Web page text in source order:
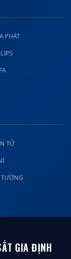
PHÁT
TỬ
TƯỜNG
GIA ĐỊNH